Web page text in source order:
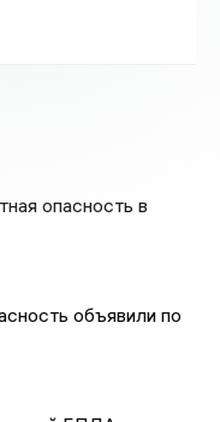
опасность в
объявили по